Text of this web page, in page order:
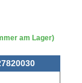
am Lager)